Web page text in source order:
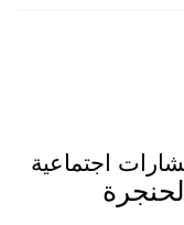
اجتماعية